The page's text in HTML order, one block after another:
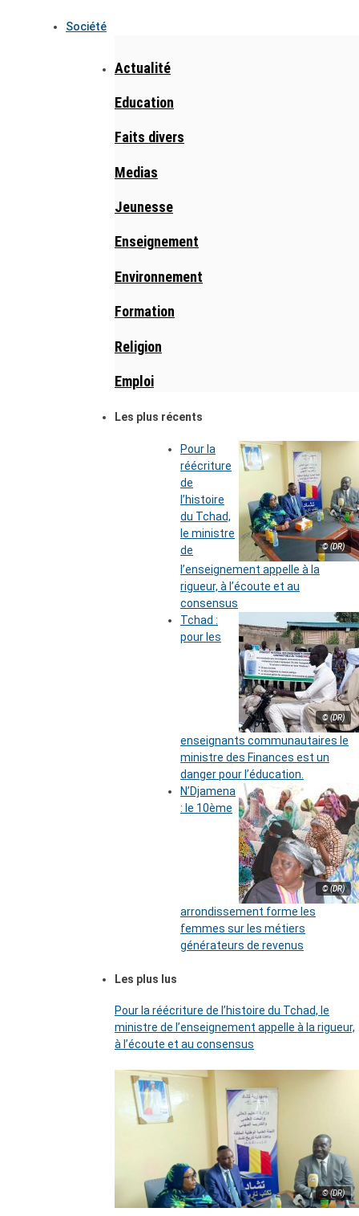
Société
Actualité
Education
Faits divers
Medias
Jeunesse
Enseignement
Environnement
Formation
Religion
Emploi
Les plus récents
© (DR)
Pour la
réécriture
de
l’histoire
du Tchad,
le ministre
de
l’enseignement appelle à la
rigueur, à l’écoute et au
consensus
© (DR)
Tchad :
pour les
enseignants communautaires le
ministre des Finances est un
danger pour l’éducation.
© (DR)
N’Djamena
: le 10ème
arrondissement forme les
femmes sur les métiers
générateurs de revenus
Les plus lus
Pour la réécriture de l’histoire du Tchad, le
ministre de l’enseignement appelle à la rigueur,
à l’écoute et au consensus
© (DR)